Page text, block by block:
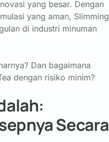
yang besar. Dengan
yang aman, Slimming
di industri minuman
Dan bagaimana
dengan risiko minim?
Secara